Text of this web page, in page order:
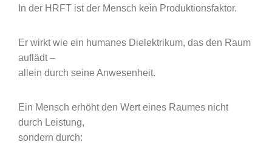
In der HRFT ist der Mensch kein Produktionsfaktor.
Er wirkt wie ein humanes Dielektrikum, das den Raum
auflädt –
allein durch seine Anwesenheit.
Ein Mensch erhöht den Wert eines Raumes nicht
durch Leistung,
sondern durch: